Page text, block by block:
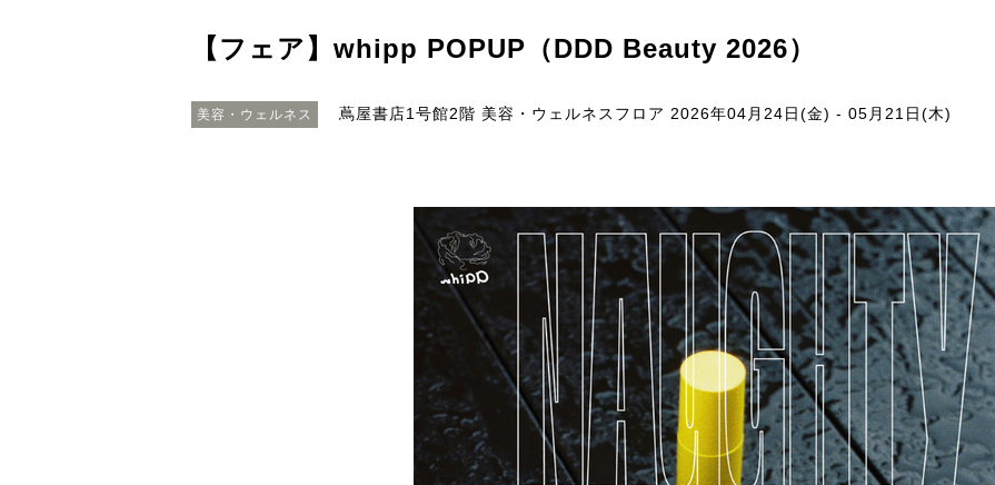
【フェア】whipp POPUP（DDD Beauty 2026）
美容・ウェルネス 蔦屋書店1号館2階 美容・ウェルネスフロア 2026年04月24日(金) - 05月21日(木)